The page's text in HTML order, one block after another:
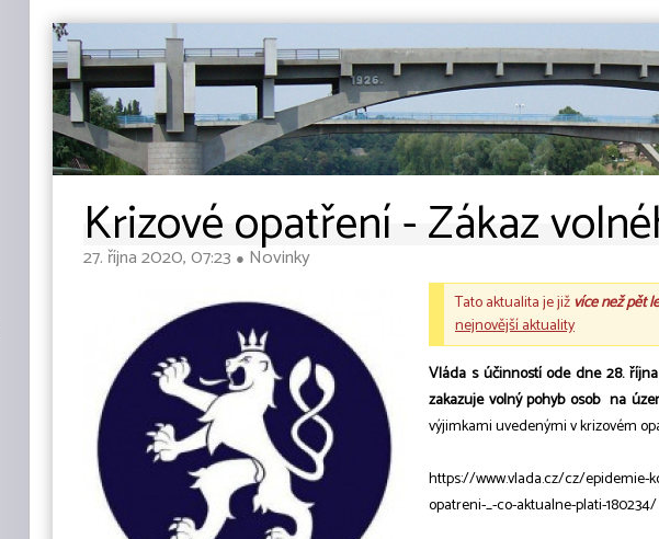
Krizové opatření - Zákaz
27. října 2020, 07:23 ● Novinky
Tato aktualita je jižvíce než pět
nejnovější aktuality
Vláda s účinností ode dne 28.
zakazuje volný pohyb osob na
výjimkami uvedenými v krizovém
https://www.vlada.cz/cz/
opatreni-_-co-aktualne-plati-180234/